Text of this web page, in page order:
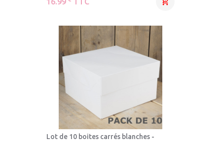
Lot de 10 boites carrés blanches -